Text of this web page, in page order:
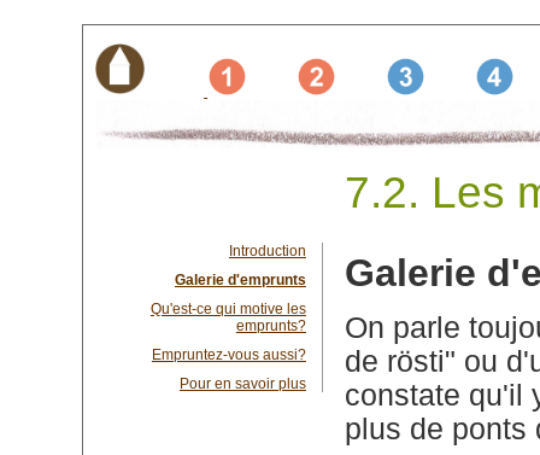
7.2. Les
Introduction
Galerie d'emprunts
Qu'est-ce qui motive les
emprunts?
Empruntez-vous aussi?
Pour en savoir plus
Galerie
On parle
de rösti" ou
constate qu'il
plus de ponts